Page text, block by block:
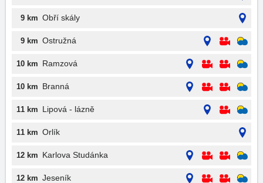
9 km Obří skály
9 km Ostružná
10 km Ramzová
10 km Branná
11 km Lipová - lázně
11 km Orlík
12 km Karlova Studánka
12 km Jeseník